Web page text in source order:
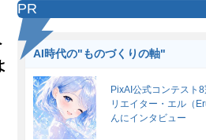
PR
AI時代の"ものづくりの軸"
PixAI公式コンテスト8
リエイター・エル（
んにインタビュー